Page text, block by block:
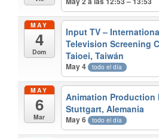
MAY
4
Dom
Input TV –
Television Screening
Taioei, Taiwán
May 4 todo el día
MAY
6
Mar
Animation Production
Stuttgart, Alemania
May 6 todo el día